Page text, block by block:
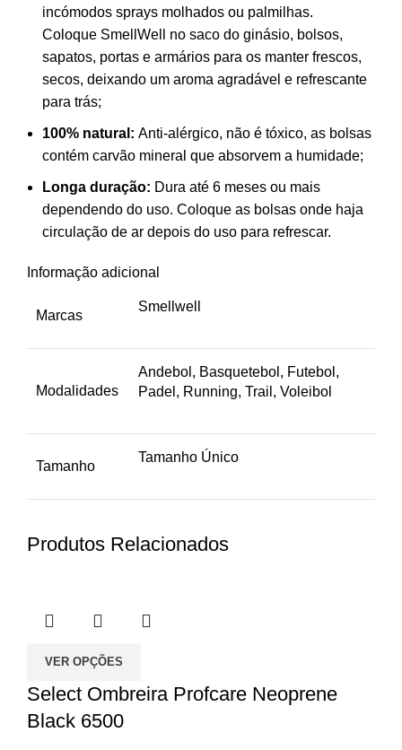
incómodos sprays molhados ou palmilhas.
Coloque SmellWell no saco do ginásio, bolsos,
sapatos, portas e armários para os manter frescos,
secos, deixando um aroma agradável e refrescante
para trás;
100% natural: Anti-alérgico, não é tóxico, as bolsas
contém carvão mineral que absorvem a humidade;
Longa duração: Dura até 6 meses ou mais
dependendo do uso. Coloque as bolsas onde haja
circulação de ar depois do uso para refrescar.
Informação adicional
Marcas
Smellwell
Modalidades
Andebol, Basquetebol, Futebol,
Padel, Running, Trail, Voleibol
Tamanho
Tamanho Único
Produtos Relacionados
VER OPÇÕES
Select Ombreira Profcare Neoprene
Black 6500